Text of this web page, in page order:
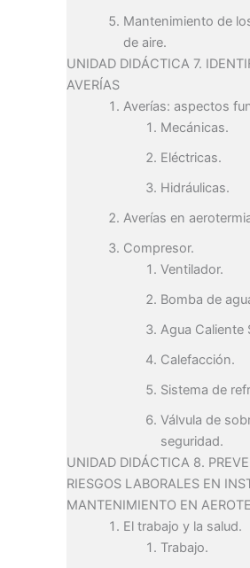
Mantenimiento de
de aire.
UNIDAD DIDÁCTICA 7.
AVERÍAS
Averías: aspectos
Mecánicas.
Eléctricas.
Hidráulicas.
Averías en
Compresor.
Ventilador.
Bomba de
Agua Caliente
Calefacción.
Sistema de
Válvula de
seguridad.
UNIDAD DIDÁCTICA 8.
RIESGOS LABORALES EN
MANTENIMIENTO EN
El trabajo y la salud.
Trabajo.